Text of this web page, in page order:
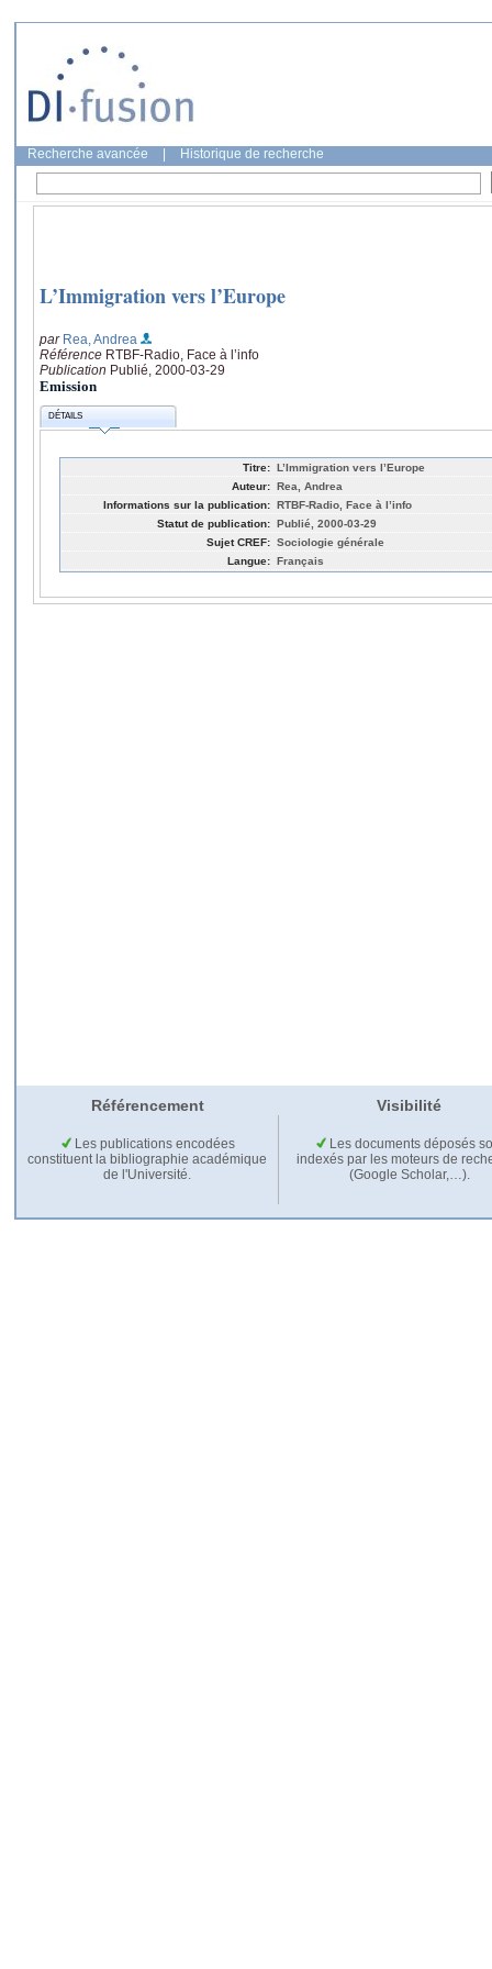
Recherche avancée Historique de recherche
L’Immigration vers l’Europe
par Rea, Andrea
Référence RTBF-Radio, Face à l’info
Publication Publié, 2000-03-29
Emission
DÉTAILS
Titre: L’Immigration vers l’Europe
Auteur: Rea, Andrea
Informations sur la publication: RTBF-Radio, Face à l’info
Statut de publication: Publié, 2000-03-29
Sujet CREF: Sociologie générale
Langue: Français
Référencement Visibilité
Les publications encodées
constituent la bibliographie académique
de l'Université.
Les documents déposés
indexés par les moteurs de
(Google Scholar,…).